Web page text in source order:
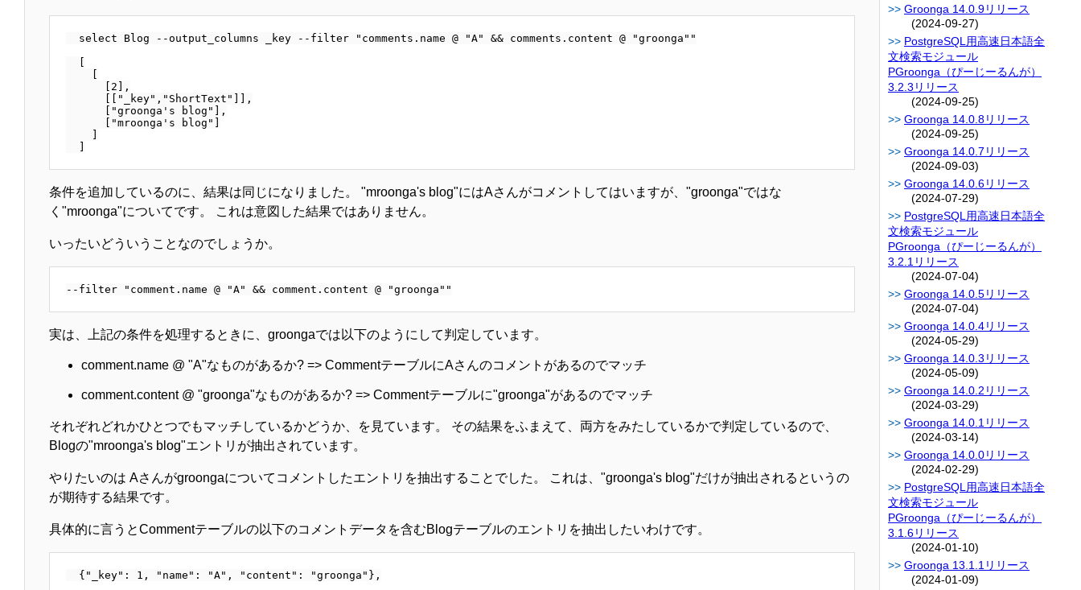
  select Blog --output_columns _key --filter "comments.name @ "A" && comments.content @ "groonga""
      [2],
      [["_key","ShortText"]],
      ["groonga's blog"],
      ["mroonga's blog"]
条件を追加しているのに、結果は同じになりました。 "mroonga's blog"にはAさんがコメントしてはいますが、"groonga"ではな
く"mroonga"についてです。 これは意図した結果ではありません。
いったいどういうことなのでしょうか。
実は、上記の条件を処理するときに、groongaでは以下のようにして判定しています。
comment.name @ "A"なものがあるか? => CommentテーブルにAさんのコメントがあるのでマッチ
comment.content @ "groonga"なものがあるか? => Commentテーブルに"groonga"があるのでマッチ
それぞれどれかひとつでもマッチしているかどうか、を見ています。 その結果をふまえて、両方をみたしているかで判定しているので、
Blogの"mroonga's blog"エントリが抽出されています。
やりたいのは Aさんがgroongaについてコメントしたエントリを抽出することでした。 これは、"groonga's blog"だけが抽出されるというの
が期待する結果です。
具体的に言うとCommentテーブルの以下のコメントデータを含むBlogテーブルのエントリを抽出したいわけです。
Groonga 14.0.9リリース
(2024-09-27)
PostgreSQL用高速日本語全
文検索モジュール
PGroonga（ぴーじーるんが）
3.2.3リリース
(2024-09-25)
Groonga 14.0.8リリース
(2024-09-25)
Groonga 14.0.7リリース
(2024-09-03)
Groonga 14.0.6リリース
(2024-07-29)
PostgreSQL用高速日本語全
文検索モジュール
PGroonga（ぴーじーるんが）
3.2.1リリース
(2024-07-04)
Groonga 14.0.5リリース
(2024-07-04)
Groonga 14.0.4リリース
(2024-05-29)
Groonga 14.0.3リリース
(2024-05-09)
Groonga 14.0.2リリース
(2024-03-29)
Groonga 14.0.1リリース
(2024-03-14)
Groonga 14.0.0リリース
(2024-02-29)
PostgreSQL用高速日本語全
文検索モジュール
PGroonga（ぴーじーるんが）
3.1.6リリース
(2024-01-10)
Groonga 13.1.1リリース
(2024-01-09)